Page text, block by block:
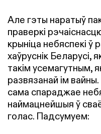
Але гэты наратыў
праверкі
крыніца небяспекі ў
хаўруснік Беларусі,
такім усемагутным,
развязанай ім
сама спараджае
наймацнейшыя ў
голас. Падсумуем: